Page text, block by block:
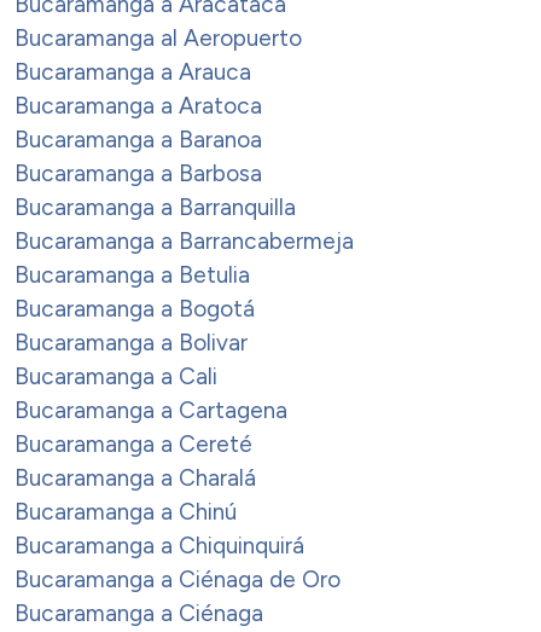
Bucaramanga al Aeropuerto
Bucaramanga a Arauca
Bucaramanga a Aratoca
Bucaramanga a Baranoa
Bucaramanga a Barbosa
Bucaramanga a Barranquilla
Bucaramanga a Barrancabermeja
Bucaramanga a Betulia
Bucaramanga a Bogotá
Bucaramanga a Bolivar
Bucaramanga a Cali
Bucaramanga a Cartagena
Bucaramanga a Cereté
Bucaramanga a Charalá
Bucaramanga a Chinú
Bucaramanga a Chiquinquirá
Bucaramanga a Ciénaga de Oro
Bucaramanga a Ciénaga